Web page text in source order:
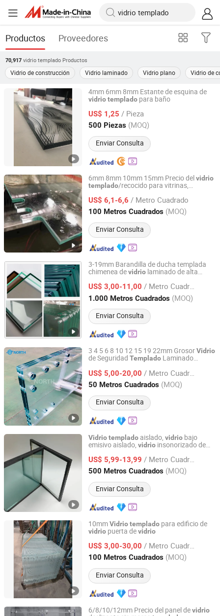
Productos Proveedores
70,917 vidrio templado Productos
Vidrio de construcción Vidrio laminado Vidrio plano Vidrio de
4mm 6mm 8mm Estante de esquina de
vidriotemplado para baño
US$ 1,25 / Pieza
500 Piezas (MOQ)
Enviar Consulta
Qingdao Sunny Glass Co., Ltd.
Shandong, China Desde 2015
6mm 8mm 10mm 15mm Precio delvidrio
templado/recocido para vitrinas,
US$ 6,1-6,6 / Metro Cuadrado
100 Metros Cuadrados (MOQ)
Enviar Consulta
Shouguang Shuangyuan Glass Products Co., Ltd
Shandong, China Desde 2024
3-19mm Barandilla de ducha templada
chimenea devidrio laminado de alta
US$ 3,00-11,00 / Metro Cuadrado
1.000 Metros Cuadrados (MOQ)
Enviar Consulta
DEZHOU HAVI ELECTRONICS CO., LTD.
Shandong, China Desde 2019
3 4 5 6 8 10 12 15 19 22mm GrosorVidrio
de Seguridad Templado Laminado
Fachadas Particiones con Certificación
CE SGCC
US$ 5,00-20,00 / Metro Cuadrado
50 Metros Cuadrados (MOQ)
Enviar Consulta
Beijing Bright View Windows and Glass Co., Ltd.
Beijing, China Desde 2009
Vidriotemplado aislado, vidrio bajo
emisivo aislado, vidrio insonorizado de
invernadero
US$ 5,99-13,99 / Metro Cuadrado
500 Metros Cuadrados (MOQ)
Enviar Consulta
QINGDAO RICH GLASS CO., LTD.
Shandong, China Desde 2022
10mmVidriotemplado para edificio de
vidrio puerta devidrio
US$ 3,00-30,00 / Metro Cuadrado
100 Metros Cuadrados (MOQ)
Enviar Consulta
Qingdao Tsing Glass Co., Ltd.
Shandong, China Desde 2017
6/8/10/12mm Precio del panel devidrio